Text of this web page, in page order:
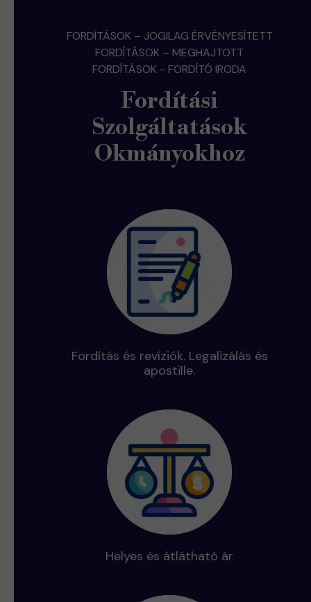
FORDÍTÁSOK – JOGILAG ÉRVÉNYESÍTETT
FORDÍTÁSOK – MEGHAJTOTT
FORDÍTÁSOK - FORDÍTÓ IRODA
Fordítási
Szolgáltatások
Okmányokhoz
Fordítás és revíziók. Legalizálás és
apostille.
Helyes és átlátható ár